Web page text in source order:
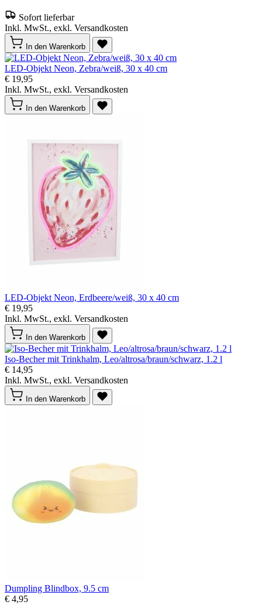
Sofort lieferbar
Inkl. MwSt., exkl. Versandkosten
In den Warenkorb
LED-Objekt Neon, Zebra/weiß, 30 x 40 cm
€ 19,95
Inkl. MwSt., exkl. Versandkosten
In den Warenkorb
LED-Objekt Neon, Erdbeere/weiß, 30 x 40 cm
€ 19,95
Inkl. MwSt., exkl. Versandkosten
In den Warenkorb
Iso-Becher mit Trinkhalm, Leo/altrosa/braun/schwarz, 1.2 l
€ 14,95
Inkl. MwSt., exkl. Versandkosten
In den Warenkorb
Dumpling Blindbox, 9.5 cm
€ 4,95